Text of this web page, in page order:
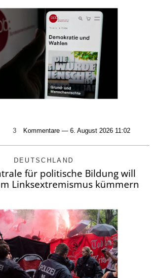
3 Kommentare — 6. August 2026 11:02
DEUTSCHLAND
für politische Bildung will
Linksextremismus kümmern